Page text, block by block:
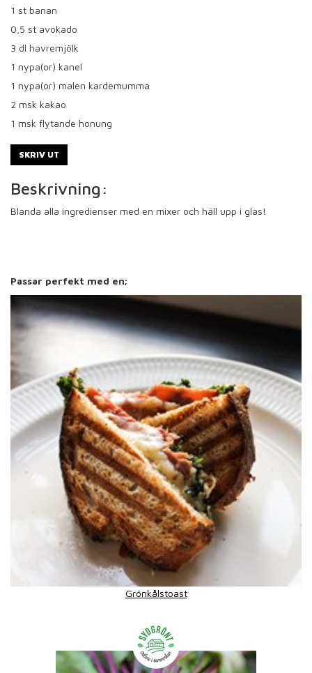
1 st banan
0,5 st avokado
3 dl havremjölk
1 nypa(or) kanel
1 nypa(or) malen kardemumma
2 msk kakao
1 msk flytande honung
SKRIV UT
Beskrivning:
Blanda alla ingredienser med en mixer och häll upp i glas!
Passar perfekt med en;
Grönkålstoast